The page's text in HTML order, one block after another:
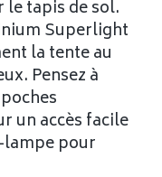
tapis de sol.
Superlight
la tente au
Pensez à
un accès facile
pour